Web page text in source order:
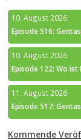
10. August 2026
Episode 516:
10. August 2026
Episode 122: Wo
11. August 2026
Episode 517:
Kommende